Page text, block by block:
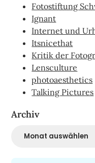
Fotostiftung
Ignant
Internet und
Itsnicethat
Kritik der
Lensculture
photoaesthetics
Talking Pictures
Archiv
Archiv